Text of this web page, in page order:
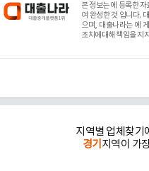
본 정보는에 등록한
여 완성한 것 입니다.
으며, 대출나라는 에
조치에대해 책임을 지
지역별 업체찾기
경기 지역이 가